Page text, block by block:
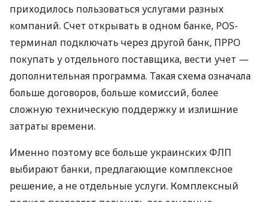
приходилось пользоваться услугами разных
компаний. Счет открывать в одном банке, POS-
терминал подключать через другой банк, ПРРО
покупать у отдельного поставщика, вести учет —
дополнительная программа. Такая схема означала
больше договоров, больше комиссий, более
сложную техническую поддержку и излишние
затраты времени.
Именно поэтому все больше украинских ФЛП
выбирают банки, предлагающие комплексное
решение, а не отдельные услуги. Комплексный